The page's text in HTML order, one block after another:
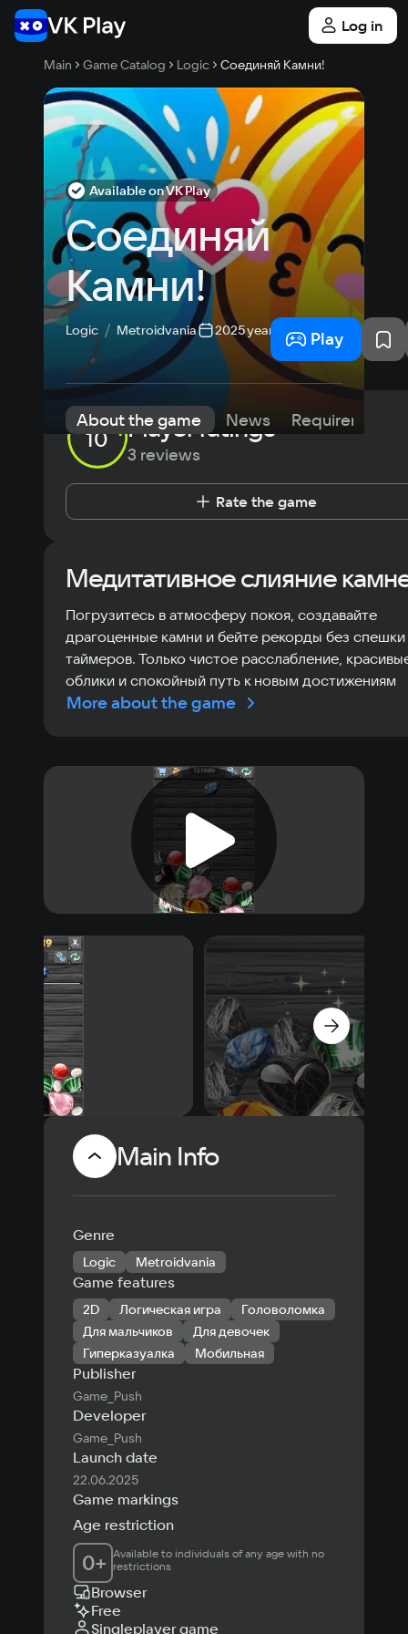
Log in
Main Game Catalog Logic Соединяй Камни!
Available on VK Play
Соединяй
Камни!
Logic Metroidvania 2025 year Play
About the game News Requirements
10 Player ratings
3 reviews
Rate the game
Медитативное слияние
Погрузитесь в атмосферу покоя, создавайте
драгоценные камни и бейте рекорды без спешки
таймеров. Только чистое расслабление,
облики и спокойный путь к новым достижениям
More about the game
Main Info
Genre
Logic Metroidvania
Game features
2D Логическая игра
Головоломка
Для мальчиков
Для девочек
Гиперказуалка
Мобильная
Publisher
Game_Push
Developer
Game_Push
Launch date
22.06.2025
Game markings
Age restriction
0+ Available to individuals of any age with no
restrictions
Browser
Free
Singleplayer game